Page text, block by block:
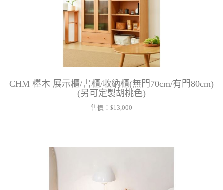
CHM 櫸木 展示櫃/書櫃/收納櫃(無門70cm/有門80cm)
(另可定製胡桃色)
售價： $13,000